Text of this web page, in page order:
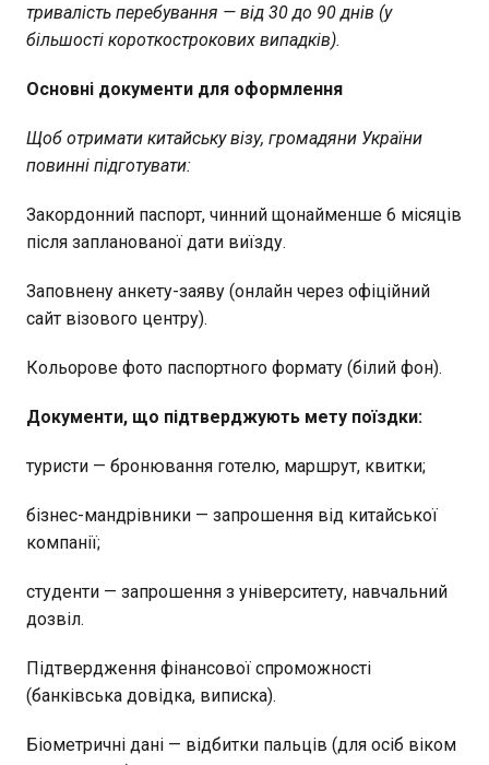
тривалість перебування — від 30 до 90 днів (у
більшості короткострокових випадків).
Основні документи для оформлення
Щоб отримати китайську візу, громадяни України
повинні підготувати:
Закордонний паспорт, чинний щонайменше 6 місяців
після запланованої дати виїзду.
Заповнену анкету-заяву (онлайн через офіційний
сайт візового центру).
Кольорове фото паспортного формату (білий фон).
Документи, що підтверджують мету поїздки:
туристи — бронювання готелю, маршрут, квитки;
бізнес-мандрівники — запрошення від китайської
компанії;
студенти — запрошення з університету, навчальний
дозвіл.
Підтвердження фінансової спроможності
(банківська довідка, виписка).
Біометричні дані — відбитки пальців (для осіб віком